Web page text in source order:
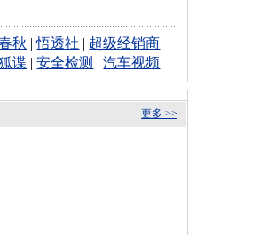
秋 |悟透社 | 超级经销商
谍 |安全检测 |汽车视频
更多 >>